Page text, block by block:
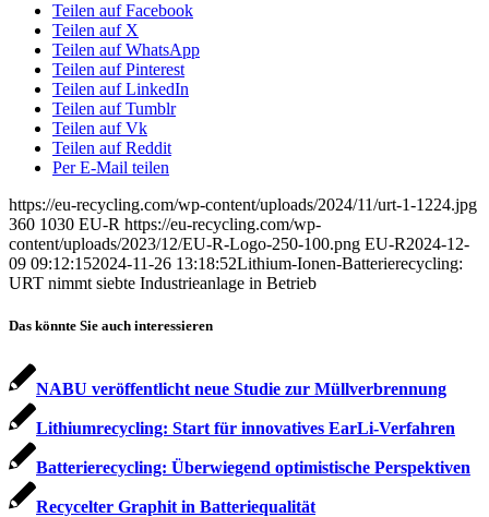
Teilen auf Facebook
Teilen auf X
Teilen auf WhatsApp
Teilen auf Pinterest
Teilen auf LinkedIn
Teilen auf Tumblr
Teilen auf Vk
Teilen auf Reddit
Per E-Mail teilen
https://eu-recycling.com/wp-content/uploads/2024/11/urt-1-1224.jpg
360 1030 EU-R https://eu-recycling.com/wp-
content/uploads/2023/12/EU-R-Logo-250-100.png EU-R2024-12-
09 09:12:152024-11-26 13:18:52Lithium-Ionen-Batterierecycling:
URT nimmt siebte Industrieanlage in Betrieb
Das könnte Sie auch interessieren
NABU veröffentlicht neue Studie zur Müllverbrennung
Lithiumrecycling: Start für innovatives EarLi-Verfahren
Batterierecycling: Überwiegend optimistische Perspektiven
Recycelter Graphit in Batteriequalität